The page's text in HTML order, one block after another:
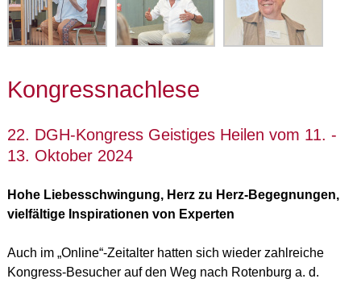
Kongressnachlese
22. DGH-Kongress Geistiges Heilen vom 11. -
13. Oktober 2024
Hohe Liebesschwingung, Herz zu Herz-Begegnungen,
vielfältige Inspirationen von Experten
Auch im „Online“-Zeitalter hatten sich wieder zahlreiche
Kongress-Besucher auf den Weg nach Rotenburg a. d.